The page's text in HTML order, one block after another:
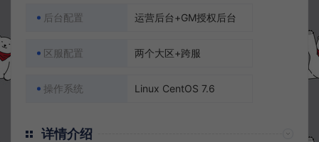
后台配置 运营后台+GM授权后台
区服配置 两个大区+跨服
操作系统 Linux CentOS 7.6
详情介绍